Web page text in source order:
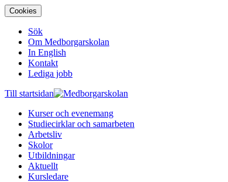
Cookies
Sök
Om Medborgarskolan
In English
Kontakt
Lediga jobb
Till startsidan
Kurser och evenemang
Studiecirklar och samarbeten
Arbetsliv
Skolor
Utbildningar
Aktuellt
Kursledare